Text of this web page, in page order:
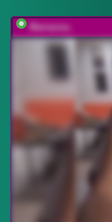
Marianna_